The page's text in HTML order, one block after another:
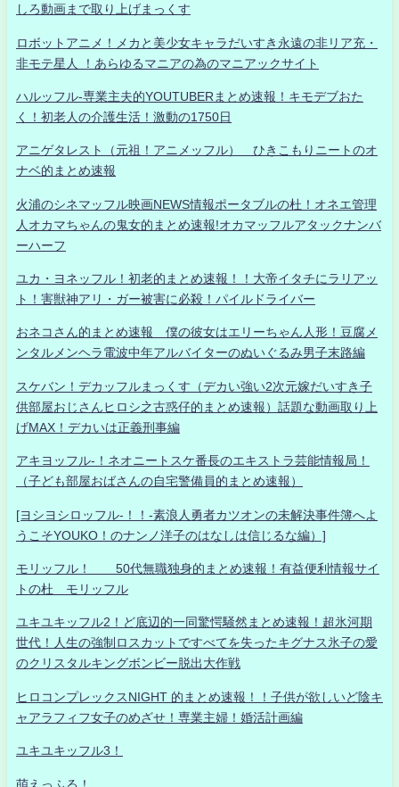
しろ動画まで取り上げまっくす
ロボットアニメ！メカと美少女キャラだいすき永遠の非リア充・
非モテ星人 ！あらゆるマニアの為のマニアックサイト
ハルッフル-専業主夫的YOUTUBERまとめ速報！キモデブおた
く！初老人の介護生活！激動の1750日
アニゲタレスト（元祖！アニメッフル） ひきこもりニートのオ
ナベ的まとめ速報
火浦のシネマッフル映画NEWS情報ポータブルの杜！オネエ管理
人オカマちゃんの鬼女的まとめ速報!オカマッフルアタックナンバ
ーハーフ
ユカ・ヨネッフル！初老的まとめ速報！！大帝イタチにラリアッ
ト！害獣神アリ・ガー被害に必殺！パイルドライバー
おネコさん的まとめ速報 僕の彼女はエリーちゃん人形！豆腐メ
ンタルメンヘラ電波中年アルバイターのぬいぐるみ男子末路編
スケバン！デカッフルまっくす（デカい強い2次元嫁だいすき子
供部屋おじさんヒロシ之古惑仔的まとめ速報）話題な動画取り上
げMAX！デカいは正義刑事編
アキヨッフル-！ネオニートスケ番長のエキストラ芸能情報局！
（子ども部屋おばさんの自宅警備員的まとめ速報）
[ヨシヨシロッフル-！！-素浪人勇者カツオンの未解決事件簿へよ
うこそYOUKO！のナンノ洋子のはなしは信じるな編）]
モリッフル！ 50代無職独身的まとめ速報！有益便利情報サイ
トの杜 モリッフル
ユキユキッフル2！ど底辺的一同驚愕騒然まとめ速報！超氷河期
世代！人生の強制ロスカットですべてを失ったキグナス氷子の愛
のクリスタルキングボンビー脱出大作戦
ヒロコンプレックスNIGHT 的まとめ速報！！子供が欲しいど陰キ
ャアラフィフ女子のめざせ！専業主婦！婚活計画編
ユキユキッフル3！
萌えっふる！